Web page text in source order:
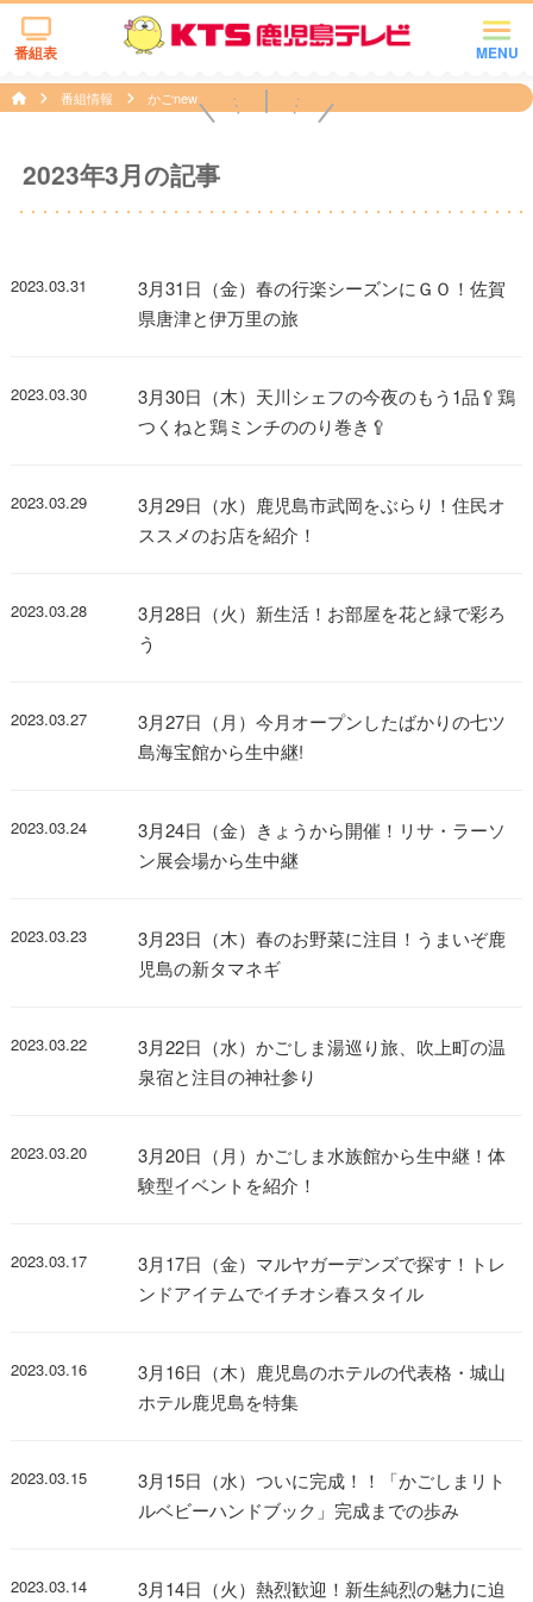
MENU
番組表
番組情報 かごnew
2023年3月の記事
2023.03.31
3月31日（金）春の行楽シーズンにＧＯ！佐賀
県唐津と伊万里の旅
2023.03.30
3月30日（木）天川シェフの今夜のもう1品🥄鶏
つくねと鶏ミンチののり巻き🥄
2023.03.29
3月29日（水）鹿児島市武岡をぶらり！住民オ
ススメのお店を紹介！
2023.03.28
3月28日（火）新生活！お部屋を花と緑で彩ろ
う
2023.03.27
3月27日（月）今月オープンしたばかりの七ツ
島海宝館から生中継!
2023.03.24
3月24日（金）きょうから開催！リサ・ラーソ
ン展会場から生中継
2023.03.23
3月23日（木）春のお野菜に注目！うまいぞ鹿
児島の新タマネギ
2023.03.22
3月22日（水）かごしま湯巡り旅、吹上町の温
泉宿と注目の神社参り
2023.03.20
3月20日（月）かごしま水族館から生中継！体
験型イベントを紹介！
2023.03.17
3月17日（金）マルヤガーデンズで探す！トレ
ンドアイテムでイチオシ春スタイル
2023.03.16
3月16日（木）鹿児島のホテルの代表格・城山
ホテル鹿児島を特集
2023.03.15
3月15日（水）ついに完成！！「かごしまリト
ルベビーハンドブック」完成までの歩み
2023.03.14
3月14日（火）熱烈歓迎！新生純烈の魅力に迫